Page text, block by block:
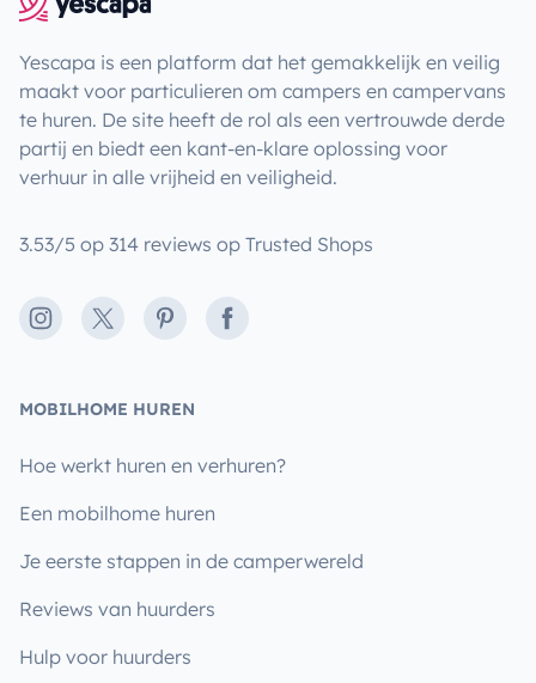
Yescapa is een platform dat het gemakkelijk en veilig
maakt voor particulieren om campers en campervans
te huren. De site heeft de rol als een vertrouwde derde
partij en biedt een kant-en-klare oplossing voor
verhuur in alle vrijheid en veiligheid.
3.53/5 op 314 reviews op Trusted Shops
Instagram
X PinterestFacebook
MOBILHOME HUREN
Hoe werkt huren en verhuren?
Een mobilhome huren
Je eerste stappen in de camperwereld
Reviews van huurders
Hulp voor huurders